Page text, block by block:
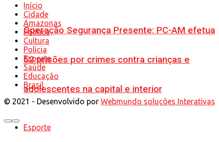
Operação Segurança Presente: PC-AM efetua
52 prisões por crimes contra crianças e
adolescentes na capital e interior
Esporte
Início
Cidade
Amazonas
Política
Cultura
Polícia
Esporte
Saúde
Educação
Brasil
© 2021 - Desenvolvido por Webmundo soluções Interativas